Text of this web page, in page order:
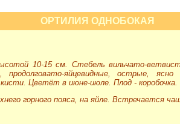
ОРТИЛИЯ ОДНОБОКАЯ
10-15 см. Стебель вильчато-
яйцевидные, острые,
Цветёт в июне-июле. Плод - коробочка.
горного пояса, на яйле. Встречается